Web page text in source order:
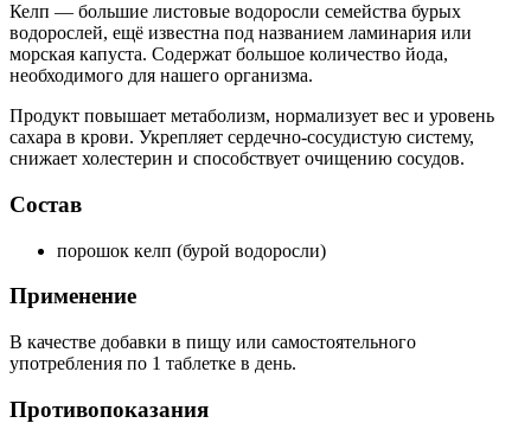
Келп — большие листовые водоросли семейства бурых
водорослей, ещё известна под названием ламинария или
морская капуста. Содержат большое количество йода,
необходимого для нашего организма.
Продукт повышает метаболизм, нормализует вес и уровень
сахара в крови. Укрепляет сердечно-сосудистую систему,
снижает холестерин и способствует очищению сосудов.
Состав
порошок келп (бурой водоросли)
Применение
В качестве добавки в пищу или самостоятельного
употребления по 1 таблетке в день.
Противопоказания